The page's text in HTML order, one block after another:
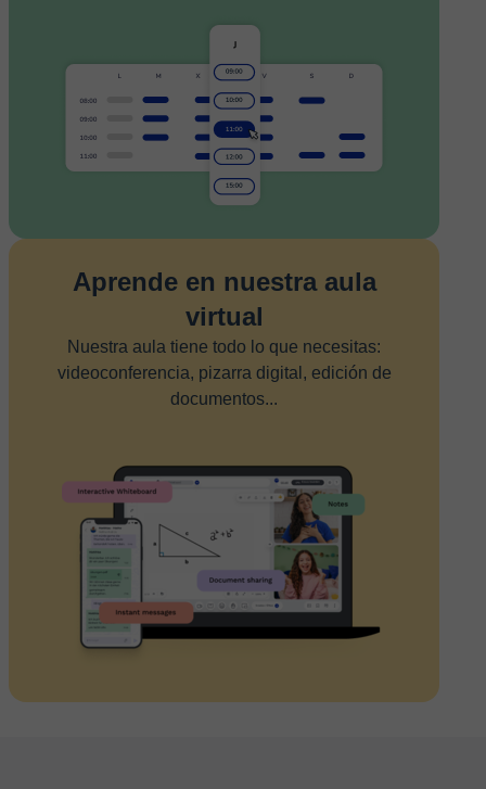
Aprende en nuestra aula
virtual
Nuestra aula tiene todo lo que necesitas:
videoconferencia, pizarra digital, edición de
documentos...